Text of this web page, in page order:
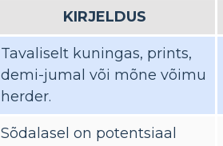
KIRJELDUS
Tavaliselt kuningas, prints,
demi-jumal või mõne võimu
herder.
Sõdalasel on potentsiaal